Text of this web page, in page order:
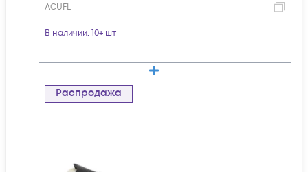
ACUFL
В наличии: 10+ шт
Распродажа